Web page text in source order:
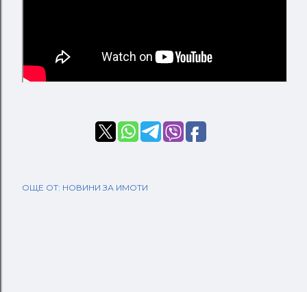
ОЩЕ ОТ: НОВИНИ ЗА ИМОТИ